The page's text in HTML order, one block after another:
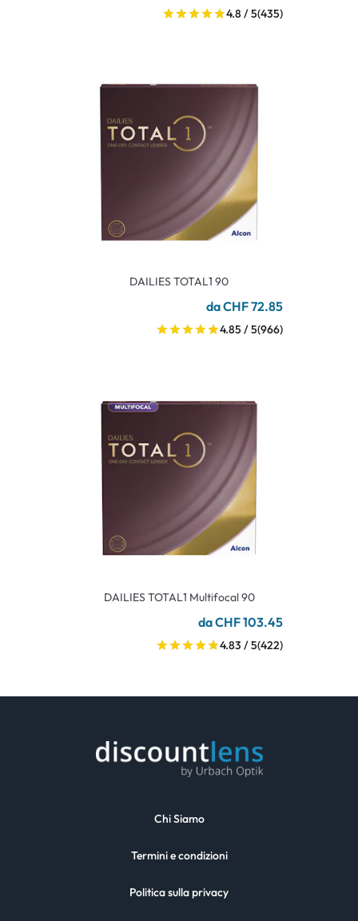
4.8 / 5(435)
DAILIES TOTAL1 90
da CHF 72.85
4.85 / 5(966)
DAILIES TOTAL1 Multifocal 90
da CHF 103.45
4.83 / 5(422)
Chi Siamo
Termini e condizioni
Politica sulla privacy